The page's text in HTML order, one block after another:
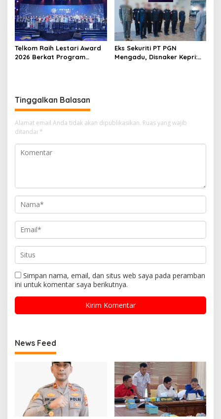
Telkom Raih Lestari Award
2026 Berkat Program
Eks Sekuriti PT PGN
Mengadu, Disnaker Kepri:
Tinggalkan Balasan
Alamat email Anda tidak akan dipublikasikan. Ruas yang wajib
ditandai *
Simpan nama, email, dan situs web saya pada peramban
ini untuk komentar saya berikutnya.
News Feed